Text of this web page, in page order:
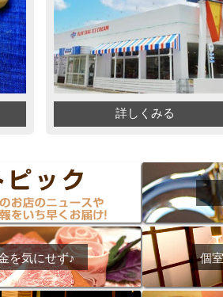
詳しくみる
を気にせず♪ 個